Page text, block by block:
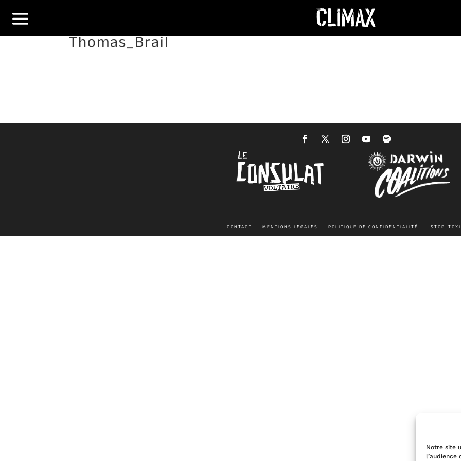
Notre site
l’audience
Thomas_Brail
CONTACT MENTIONS LEGALES POLITIQUE DE CONFIDENTIALITÉ STOP-